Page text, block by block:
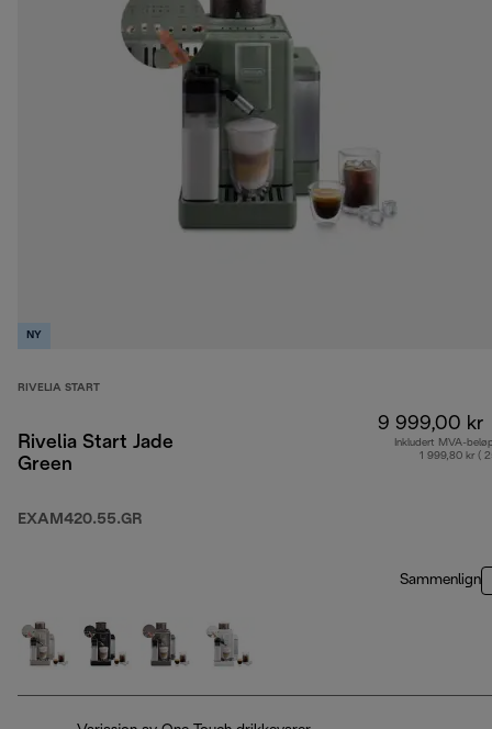
NY
RIVELIA START
Rivelia Start Jade
Green
EXAM420.55.GR
9 999,00 kr
Inkludert MVA-
1 999,80 kr (
Sammenlign